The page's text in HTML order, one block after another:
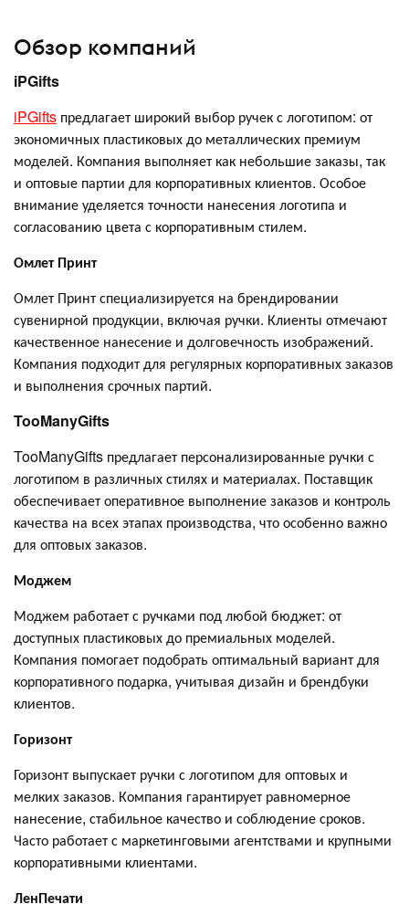
Обзор компаний
iPGifts
iPGifts предлагает широкий выбор ручек с логотипом: от
экономичных пластиковых до металлических премиум
моделей. Компания выполняет как небольшие заказы, так
и оптовые партии для корпоративных клиентов. Особое
внимание уделяется точности нанесения логотипа и
согласованию цвета с корпоративным стилем.
Омлет Принт
Омлет Принт специализируется на брендировании
сувенирной продукции, включая ручки. Клиенты отмечают
качественное нанесение и долговечность изображений.
Компания подходит для регулярных корпоративных заказов
и выполнения срочных партий.
TooManyGifts
TooManyGifts предлагает персонализированные ручки с
логотипом в различных стилях и материалах. Поставщик
обеспечивает оперативное выполнение заказов и контроль
качества на всех этапах производства, что особенно важно
для оптовых заказов.
Моджем
Моджем работает с ручками под любой бюджет: от
доступных пластиковых до премиальных моделей.
Компания помогает подобрать оптимальный вариант для
корпоративного подарка, учитывая дизайн и брендбуки
клиентов.
Горизонт
Горизонт выпускает ручки с логотипом для оптовых и
мелких заказов. Компания гарантирует равномерное
нанесение, стабильное качество и соблюдение сроков.
Часто работает с маркетинговыми агентствами и крупными
корпоративными клиентами.
ЛенПечати